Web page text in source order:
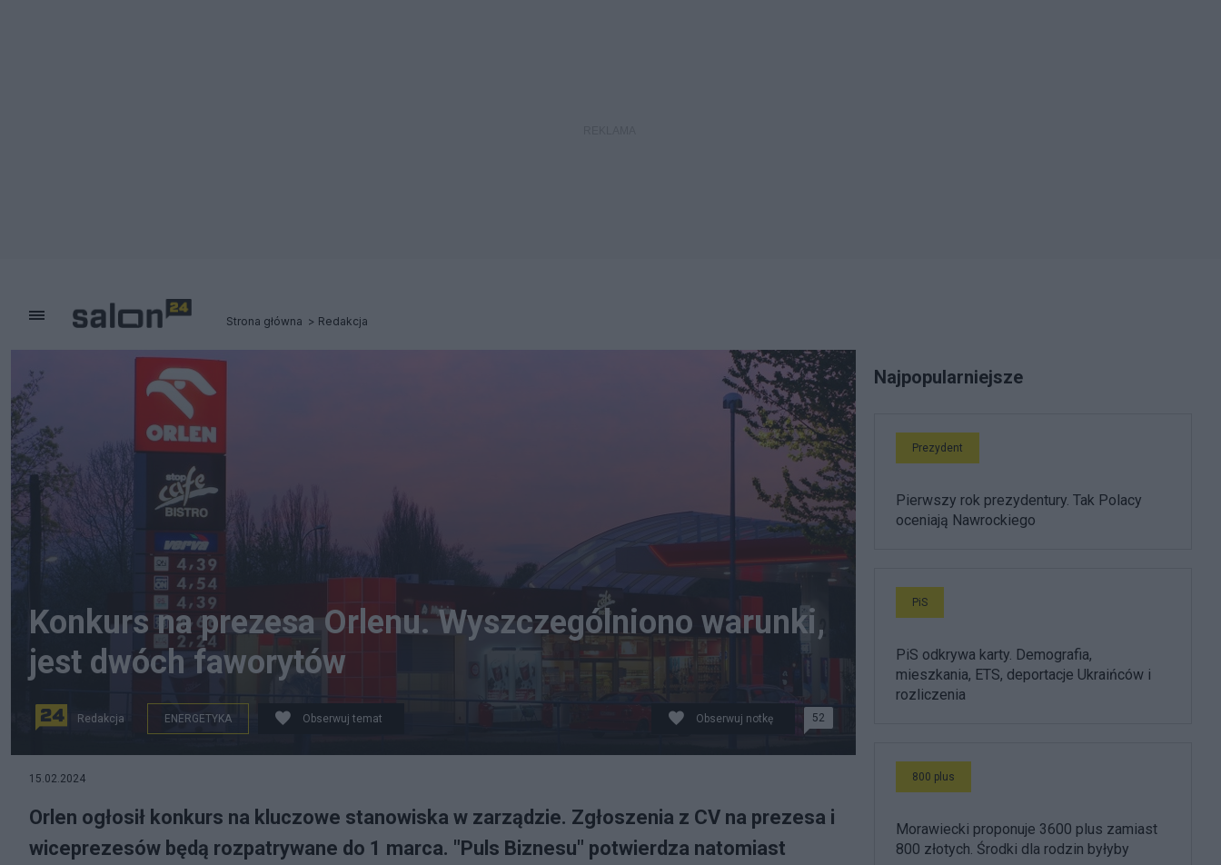
Strona główna Redakcja
Konkurs na prezesa Orlenu. Wyszczególniono warunki,
jest dwóch faworytów
Redakcja ENERGETYKA Obserwuj temat Obserwuj notkę 52
15.02.2024
Orlen ogłosił konkurs na kluczowe stanowiska w zarządzie. Zgłoszenia z CV na prezesa i
wiceprezesów będą rozpatrywane do 1 marca. "Puls Biznesu" potwierdza natomiast
Najpopularniejsze
Prezydent
Pierwszy rok prezydentury. Tak Polacy
oceniają Nawrockiego
PiS
PiS odkrywa karty. Demografia,
mieszkania, ETS, deportacje Ukraińców i
rozliczenia
800 plus
Morawiecki proponuje 3600 plus zamiast
800 złotych. Środki dla rodzin byłyby